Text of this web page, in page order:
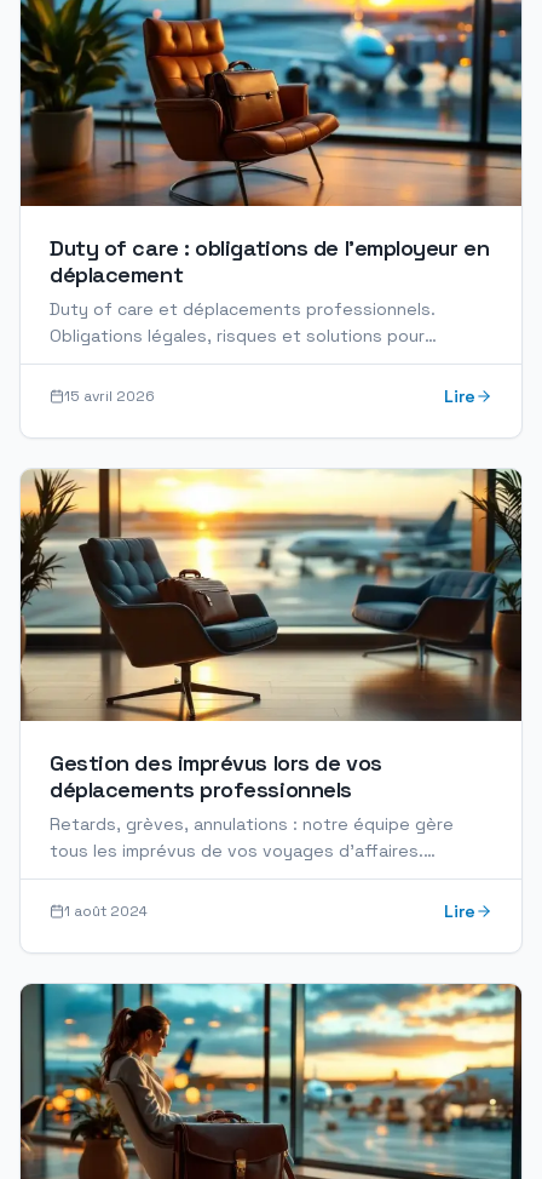
Duty of care : obligations de l'employeur en
déplacement
Duty of care et déplacements professionnels.
Obligations légales, risques et solutions pour
protéger vos collaborateurs en mission.
15 avril 2026 Lire
Gestion des imprévus lors de vos
déplacements professionnels
Retards, grèves, annulations : notre équipe gère
tous les imprévus de vos voyages d'affaires.
Assistance 24/7 et solutions alternatives
immédiates.
1 août 2024 Lire